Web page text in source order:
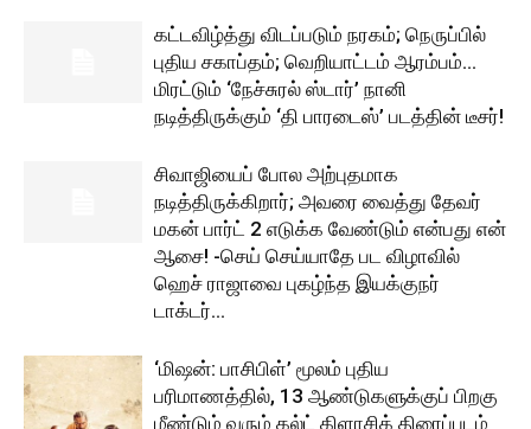
கட்டவிழ்த்து விடப்படும் நரகம்; நெருப்பில்
புதிய சகாப்தம்; வெறியாட்டம் ஆரம்பம்…
மிரட்டும் ‘நேச்சுரல் ஸ்டார்’ நானி
நடித்திருக்கும் ‘தி பாரடைஸ்’ படத்தின் டீசர்!
சிவாஜியைப் போல அற்புதமாக
நடித்திருக்கிறார்; அவரை வைத்து தேவர்
மகன் பார்ட் 2 எடுக்க வேண்டும் என்பது என்
ஆசை! -செய் செய்யாதே பட விழாவில்
ஹெச் ராஜாவை புகழ்ந்த இயக்குநர்
டாக்டர்...
‘மிஷன்: பாசிபிள்’ மூலம் புதிய
பரிமாணத்தில், 13 ஆண்டுகளுக்குப் பிறகு
மீண்டும் வரும் கல்ட் கிளாசிக் திரைப்படம்